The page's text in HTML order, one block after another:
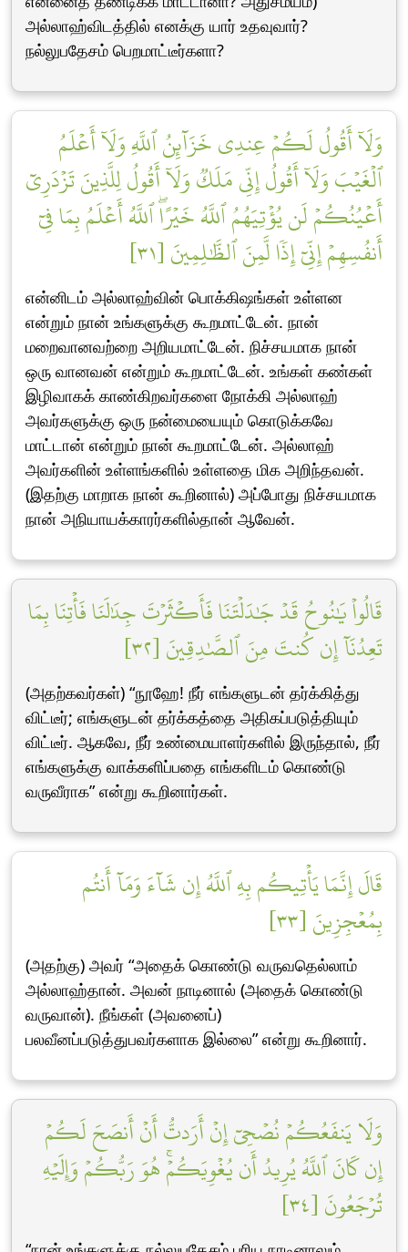
அல்லாஹ்விடத்தில் எனக்கு யார் உதவுவார்?
நல்லுபதேசம் பெறமாட்டீர்களா?
وَلَآ أَقُولُ لَكُمۡ عِندِي خَزَآئِنُ ٱللَّهِ وَلَآ أَعۡلَمُ
ٱلۡغَيۡبَ وَلَآ أَقُولُ إِنِّي مَلَكٞ وَلَآ أَقُولُ لِلَّذِينَ تَزۡدَرِيٓ
أَعۡيُنُكُمۡ لَن يُؤۡتِيَهُمُ ٱللَّهُ خَيۡرًاۖ ٱللَّهُ أَعۡلَمُ بِمَا فِيٓ
أَنفُسِهِمۡ إِنِّيٓ إِذٗا لَّمِنَ ٱلظَّٰلِمِينَ [٣١]
என்னிடம் அல்லாஹ்வின் பொக்கிஷங்கள் உள்ளன
என்றும் நான் உங்களுக்கு கூறமாட்டேன். நான்
மறைவானவற்றை அறியமாட்டேன். நிச்சயமாக நான்
ஒரு வானவன் என்றும் கூறமாட்டேன். உங்கள் கண்கள்
இழிவாகக் காண்கிறவர்களை நோக்கி அல்லாஹ்
அவர்களுக்கு ஒரு நன்மையையும் கொடுக்கவே
மாட்டான் என்றும் நான் கூறமாட்டேன். அல்லாஹ்
அவர்களின் உள்ளங்களில் உள்ளதை மிக அறிந்தவன்.
(இதற்கு மாறாக நான் கூறினால்) அப்போது நிச்சயமாக
நான் அநியாயக்காரர்களில்தான் ஆவேன்.
قَالُواْ يَٰنُوحُ قَدۡ جَٰدَلۡتَنَا فَأَكۡثَرۡتَ جِدَٰلَنَا فَأۡتِنَا بِمَا
تَعِدُنَآ إِن كُنتَ مِنَ ٱلصَّٰدِقِينَ [٣٢]
(அதற்கவர்கள்) “நூஹே! நீர் எங்களுடன் தர்க்கித்து
விட்டீர்; எங்களுடன் தர்க்கத்தை அதிகப்படுத்தியும்
விட்டீர். ஆகவே, நீர் உண்மையாளர்களில் இருந்தால், நீர்
எங்களுக்கு வாக்களிப்பதை எங்களிடம் கொண்டு
வருவீராக” என்று கூறினார்கள்.
قَالَ إِنَّمَا يَأۡتِيكُم بِهِ ٱللَّهُ إِن شَآءَ وَمَآ أَنتُم
بِمُعۡجِزِينَ [٣٣]
(அதற்கு) அவர் “அதைக் கொண்டு வருவதெல்லாம்
அல்லாஹ்தான். அவன் நாடினால் (அதைக் கொண்டு
வருவான்). நீங்கள் (அவனைப்)
பலவீனப்படுத்துபவர்களாக இல்லை” என்று கூறினார்.
وَلَا يَنفَعُكُمۡ نُصۡحِيٓ إِنۡ أَرَدتُّ أَنۡ أَنصَحَ لَكُمۡ
إِن كَانَ ٱللَّهُ يُرِيدُ أَن يُغۡوِيَكُمۡۚ هُوَ رَبُّكُمۡ وَإِلَيۡهِ
تُرۡجَعُونَ [٣٤]